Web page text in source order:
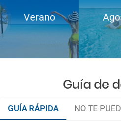
Verano
Guía de
GUÍA RÁPIDA NO TE